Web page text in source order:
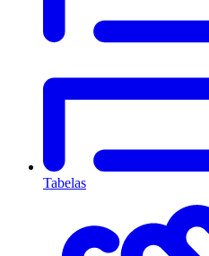
Tabelas